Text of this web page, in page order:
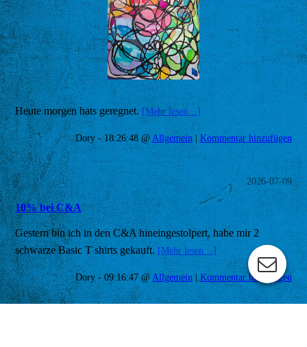
Heute morgen hats geregnet. [Mehr lesen…]
Dory - 18:26:48 @Allgemein| Kommentar hinzufügen
2026-07-09
10% bei C&A
Gestern bin ich in den C&A hineingestolpert, habe mir 2
schwarze Basic T shirts gekauft. [Mehr lesen…]
Dory - 09:16:47 @ Allgemein |Kommentar hinzufügen